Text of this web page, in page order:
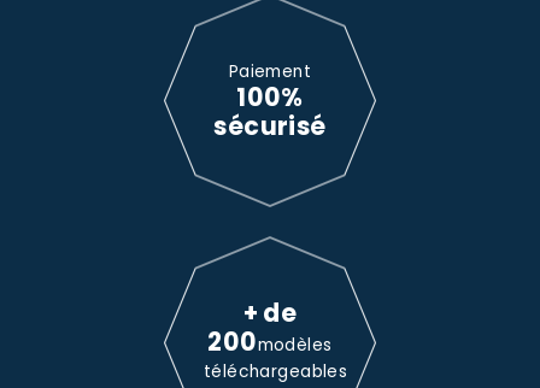
Paiement
100%
sécurisé
+ de
200modèles
téléchargeables